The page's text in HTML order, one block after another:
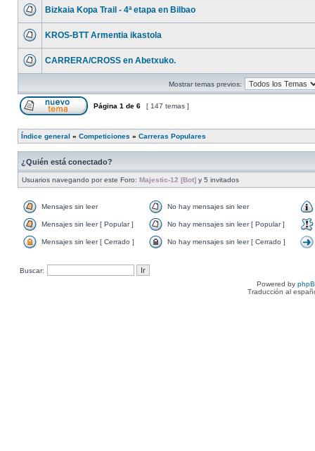
Bizkaia Kopa Trail - 4ª etapa en Bilbao
KROS-BTT Armentia ikastola
CARRERA/CROSS en Abetxuko.
Mostrar temas previos:
Página 1 de 6 [ 147 temas ]
Índice general » Competiciones » Carreras Populares
¿Quién está conectado?
Usuarios navegando por este Foro: Majestic-12 [Bot] y 5 invitados
Mensajes sin leer No hay mensajes sin leer
Mensajes sin leer [ Popular ] No hay mensajes sin leer [ Popular ]
Mensajes sin leer [ Cerrado ] No hay mensajes sin leer [ Cerrado ]
Buscar:
Powered by
Traducción al